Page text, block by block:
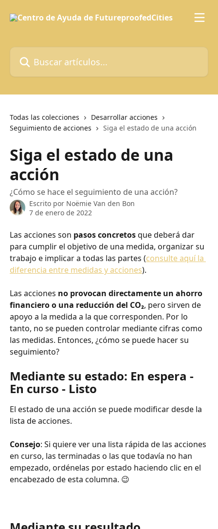
Buscar artículos...
Todas las colecciones
Desarrollar acciones
Seguimiento de acciones
Siga el estado de una acción
Siga el estado de una
acción
¿Cómo se hace el seguimiento de una acción?
Escrito por Noëmie Van den Bon
7 de enero de 2022
Las acciones son pasos concretos que deberá dar
para cumplir el objetivo de una medida, organizar su
trabajo e implicar a todas las partes (consulte aquí la
diferencia entre medidas y acciones).
Las acciones no provocan directamente un ahorro
financiero o una reducción del CO₂, pero sirven de
apoyo a la medida a la que corresponden. Por lo
tanto, no se pueden controlar mediante cifras como
las medidas. Entonces, ¿cómo se puede hacer su
seguimiento?
Mediante su estado: En espera -
En curso - Listo
El estado de una acción se puede modificar desde la
lista de acciones.
Consejo: Si quiere ver una lista rápida de las acciones
en curso, las terminadas o las que todavía no han
empezado, ordénelas por estado haciendo clic en el
encabezado de esta columna. 😉